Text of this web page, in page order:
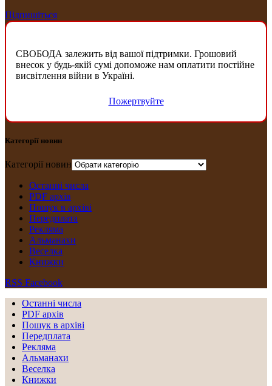
Підпишіться
СВОБОДА залежить від вашої підтримки. Грошовий
внесок у будь-якій сумі допоможе нам оплатити постійне
висвітлення війни в Україні.
Пожертвуйте
Категорії новин
Категорії новин
Останні числа
PDF архів
Пошук в архіві
Передплата
Рекляма
Альманахи
Веселка
Книжки
RSS Facebook
Останні числа
PDF архів
Пошук в архіві
Передплата
Рекляма
Альманахи
Веселка
Книжки